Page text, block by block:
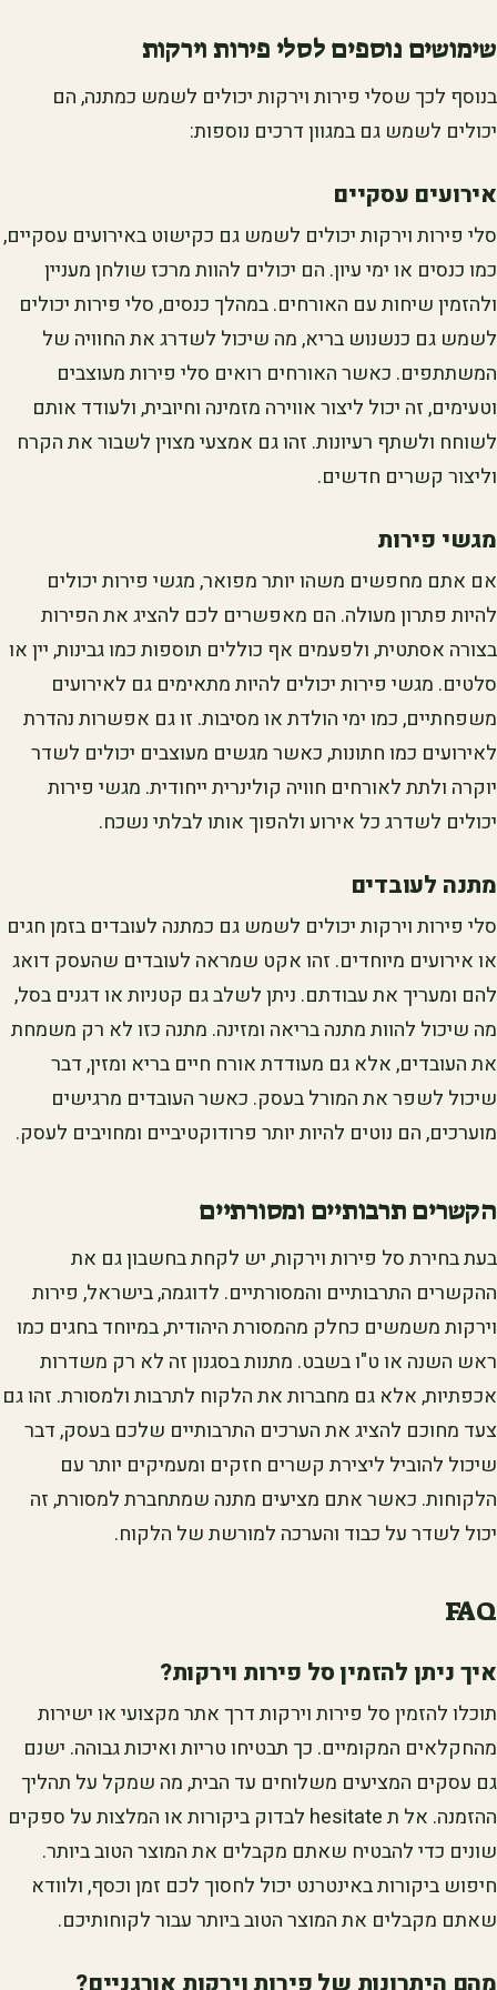
שימושים נוספים לסלי פירות וירקות
בנוסף לכך שסלי פירות וירקות יכולים לשמש כמתנה, הם
יכולים לשמש גם במגוון דרכים נוספות:
אירועים עסקיים
סלי פירות וירקות יכולים לשמש גם כקישוט באירועים עסקיים,
כמו כנסים או ימי עיון. הם יכולים להוות מרכז שולחן מעניין
ולהזמין שיחות עם האורחים. במהלך כנסים, סלי פירות יכולים
לשמש גם כנשנוש בריא, מה שיכול לשדרג את החוויה של
המשתתפים. כאשר האורחים רואים סלי פירות מעוצבים
וטעימים, זה יכול ליצור אווירה מזמינה וחיובית, ולעודד אותם
לשוחח ולשתף רעיונות. זהו גם אמצעי מצוין לשבור את הקרח
וליצור קשרים חדשים.
מגשי פירות
אם אתם מחפשים משהו יותר מפואר, מגשי פירות יכולים
להיות פתרון מעולה. הם מאפשרים לכם להציג את הפירות
בצורה אסתטית, ולפעמים אף כוללים תוספות כמו גבינות, יין או
סלטים. מגשי פירות יכולים להיות מתאימים גם לאירועים
משפחתיים, כמו ימי הולדת או מסיבות. זו גם אפשרות נהדרת
לאירועים כמו חתונות, כאשר מגשים מעוצבים יכולים לשדר
יוקרה ולתת לאורחים חוויה קולינרית ייחודית. מגשי פירות
יכולים לשדרג כל אירוע ולהפוך אותו לבלתי נשכח.
מתנה לעובדים
סלי פירות וירקות יכולים לשמש גם כמתנה לעובדים בזמן חגים
או אירועים מיוחדים. זהו אקט שמראה לעובדים שהעסק דואג
להם ומעריך את עבודתם. ניתן לשלב גם קטניות או דגנים בסל,
מה שיכול להוות מתנה בריאה ומזינה. מתנה כזו לא רק משמחת
את העובדים, אלא גם מעודדת אורח חיים בריא ומזין, דבר
שיכול לשפר את המורל בעסק. כאשר העובדים מרגישים
מוערכים, הם נוטים להיות יותר פרודוקטיביים ומחויבים לעסק.
הקשרים תרבותיים ומסורתיים
בעת בחירת סל פירות וירקות, יש לקחת בחשבון גם את
ההקשרים התרבותיים והמסורתיים. לדוגמה, בישראל, פירות
וירקות משמשים כחלק מהמסורת היהודית, במיוחד בחגים כמו
ראש השנה או ט"ו בשבט. מתנות בסגנון זה לא רק משדרות
אכפתיות, אלא גם מחברות את הלקוח לתרבות ולמסורת. זהו גם
צעד מחוכם להציג את הערכים התרבותיים שלכם בעסק, דבר
שיכול להוביל ליצירת קשרים חזקים ומעמיקים יותר עם
הלקוחות. כאשר אתם מציעים מתנה שמתחברת למסורת, זה
יכול לשדר על כבוד והערכה למורשת של הלקוח.
FAQ
איך ניתן להזמין סל פירות וירקות?
תוכלו להזמין סל פירות וירקות דרך אתר מקצועי או ישירות
מהחקלאים המקומיים. כך תבטיחו טריות ואיכות גבוהה. ישנם
גם עסקים המציעים משלוחים עד הבית, מה שמקל על תהליך
ההזמנה. אל ת hesitate לבדוק ביקורות או המלצות על ספקים
שונים כדי להבטיח שאתם מקבלים את המוצר הטוב ביותר.
חיפוש ביקורות באינטרנט יכול לחסוך לכם זמן וכסף, ולוודא
שאתם מקבלים את המוצר הטוב ביותר עבור לקוחותיכם.